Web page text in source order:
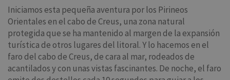
Iniciamos esta pequeña aventura por los Pirineos
Orientales en el cabo de Creus, una zona natural
protegida que se ha mantenido al margen de la expansión
turística de otros lugares del litoral. Y lo hacemos en el
faro del cabo de Creus, de cara al mar, rodeados de
acantilados y con unas vistas fascinantes. De noche, el faro